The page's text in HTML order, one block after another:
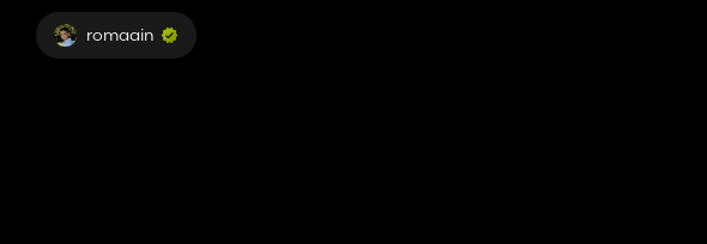
romaain